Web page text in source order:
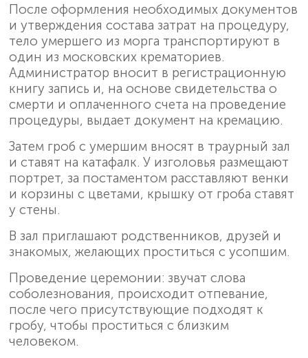
После оформления необходимых документов
и утверждения состава затрат на процедуру,
тело умершего из морга транспортируют в
один из московских крематориев.
Администратор вносит в регистрационную
книгу запись и, на основе свидетельства о
смерти и оплаченного счета на проведение
процедуры, выдает документ на кремацию.
Затем гроб с умершим вносят в траурный зал
и ставят на катафалк. У изголовья размещают
портрет, за постаментом расставляют венки
и корзины с цветами, крышку от гроба ставят
у стены.
В зал приглашают родственников, друзей и
знакомых, желающих проститься с усопшим.
Проведение церемонии: звучат слова
соболезнования, происходит отпевание,
после чего присутствующие подходят к
гробу, чтобы проститься с близким
человеком.